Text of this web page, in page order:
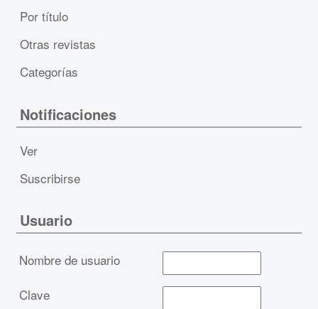
Por título
Otras revistas
Categorías
Notificaciones
Ver
Suscribirse
Usuario
Nombre de usuario
Clave